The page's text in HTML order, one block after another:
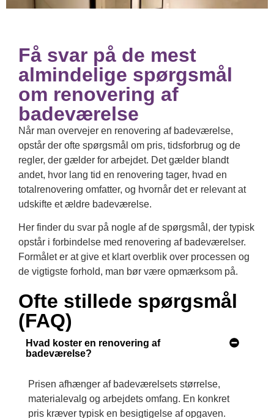
Ofte stillede spørgsmål
(FAQ)
Hvad koster en renovering af
badeværelse?
Prisen afhænger af badeværelsets størrelse,
materialevalg og arbejdets omfang. En konkret
pris kræver typisk en besigtigelse af opgaven.
Få svar på de mest
almindelige spørgsmål
om renovering af
badeværelse
Når man overvejer en renovering af badeværelse,
opstår der ofte spørgsmål om pris, tidsforbrug og de
regler, der gælder for arbejdet. Det gælder blandt
andet, hvor lang tid en renovering tager, hvad en
totalrenovering omfatter, og hvornår det er relevant at
udskifte et ældre badeværelse.
Her finder du svar på nogle af de spørgsmål, der typisk
opstår i forbindelse med renovering af badeværelser.
Formålet er at give et klart overblik over processen og
de vigtigste forhold, man bør være opmærksom på.